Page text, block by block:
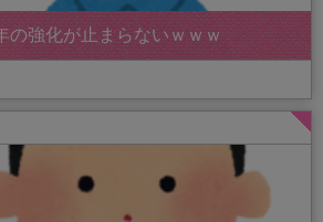
の強化が止まらないｗｗｗ